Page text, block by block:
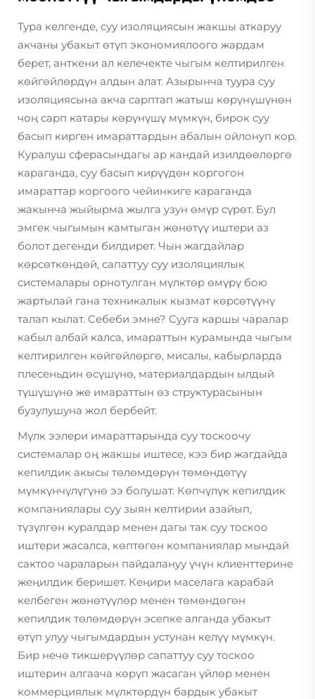
Тура келгенде, суу изоляциясын жакшы аткаруу
акчаны убакыт өтүп экономиялоого жардам
берет, анткени ал келечекте чыгым келтирилген
көйгөйлөрдүн алдын алат. Азырынча туура суу
изоляциясына акча сарптап жатыш көрүнүшүнөн
чоң сарп катары көрүнүшү мүмкүн, бирок суу
басып кирген имараттардын абалын ойлонуп кор.
Куралуш сферасындагы ар кандай изилдөөлөргө
караганда, суу басып кирүүдөн коргогон
имараттар коргоого чейинкиге караганда
жакынча жыйырма жылга узун өмүр сүрөт. Бул
эмгек чыгымын камтыган жөнөтүү иштери аз
болот дегенди билдирет. Чын жагдайлар
көрсөткөндөй, сапаттуу суу изоляциялык
системалары орнотулган мүлктөр өмүрү бою
жартылай гана техникалык кызмат көрсөтүүнү
талап кылат. Себеби эмне? Сууга каршы чаралар
кабыл албай калса, имараттын курамында чыгым
келтирилген көйгөйлөргө, мисалы, кабырларда
плесеньдин өсүшүнө, материалдардын ылдый
түшүшүнө же имараттын өз структурасынын
бузулушуна жол бербейт.
Мүлк ээлери имараттарында суу тоскоочу
системалар оң жакшы иштесе, кээ бир жагдайда
кепилдик акысы төлөмдөрүн төмөндөтүү
мүмкүнчүлүгүнө ээ болушат. Көпчүлүк кепилдик
компаниялары суу зыян келтирии азайып,
түзүлгөн куралдар менен дагы так суу тоскоо
иштери жасалса, көптөгөн компаниялар мындай
сактоо чараларын пайдалануу үчүн клиенттерине
жеңилдик беришет. Кеңири маселага карабай
келбеген жөнөтүүлөр менен төмөндөгөн
кепилдик төлөмдөрүн эсепке алганда убакыт
өтүп улуу чыгымдардын устунан келүү мүмкүн.
Бир нечө тикшерүүлөр сапаттуу суу тоскоо
иштерин алгаача көрүп жасаган үйлөр менен
коммерциялык мүлктөрдүн бардык убакыт